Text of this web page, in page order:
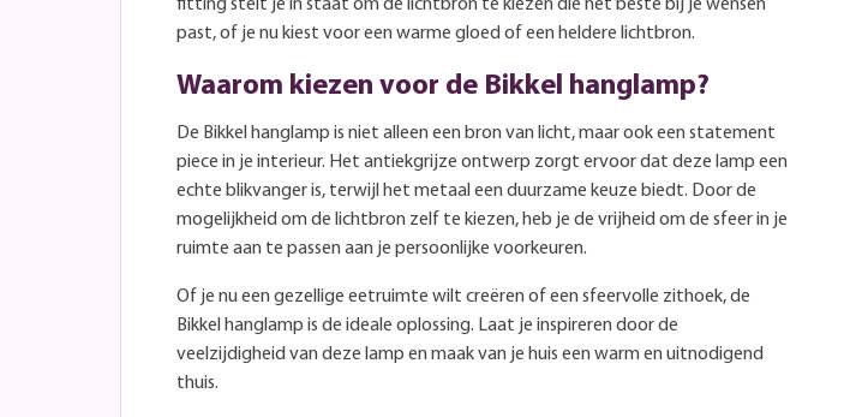
fitting stelt je in staat om de lichtbron te kiezen die het beste bij je wensen
past, of je nu kiest voor een warme gloed of een heldere lichtbron.
Waarom kiezen voor de Bikkel hanglamp?
De Bikkel hanglamp is niet alleen een bron van licht, maar ook een statement
piece in je interieur. Het antiekgrijze ontwerp zorgt ervoor dat deze lamp een
echte blikvanger is, terwijl het metaal een duurzame keuze biedt. Door de
mogelijkheid om de lichtbron zelf te kiezen, heb je de vrijheid om de sfeer in je
ruimte aan te passen aan je persoonlijke voorkeuren.
Of je nu een gezellige eetruimte wilt creëren of een sfeervolle zithoek, de
Bikkel hanglamp is de ideale oplossing. Laat je inspireren door de
veelzijdigheid van deze lamp en maak van je huis een warm en uitnodigend
thuis.